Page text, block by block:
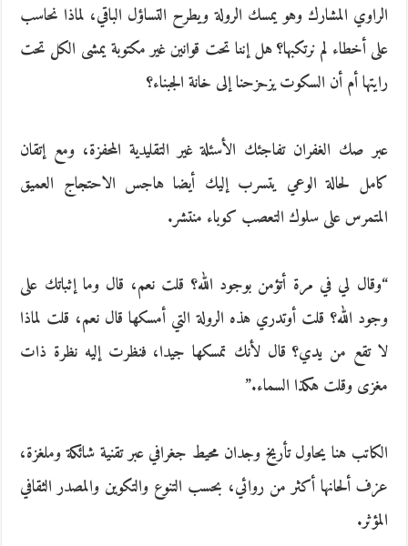
الراوي المشارك وهو يمسك الرولة ويطرح التساؤل الباقي، لماذا نحاسب
على أخطاء لم نرتكبها؟ هل إننا تحت قوانين غير مكتوبة يمشى الكل تحت
رايتها أم أن السكوت يزحزحنا إلى خانة الجبناء؟
عبر صك الغفران تفاجئك الأسئلة غير التقليدية المحفزة، ومع إتقان
كامل لحالة الوعي يتسرب إليك أيضا هاجس الاحتجاج العميق
المتمرس على سلوك التعصب كوباء منتشر.
“وقال لي في مرة أتؤمن بوجود الله؟ قلت نعم، قال وما إثباتك على
وجود الله؟ قلت أوتدري هذه الرولة التي أمسكها قال نعم، قلت لماذا
لا تقع من يدي؟ قال لأنك تمسكها جيدا، فنظرت إليه نظرة ذات
مغزى وقلت هكذا السماء.”
الكاتب هنا يحاول تأريخ وجدان محيط جغرافي عبر تقنية شائكة وملغزة،
عزف ألحانها أكثر من روائي، بحسب التنوع والتكوين والمصدر الثقافي
المؤثر.